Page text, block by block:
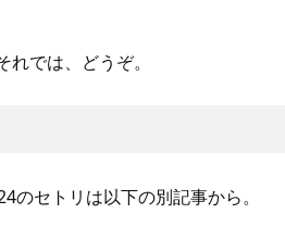
では、どうぞ。
セトリは以下の別記事から。